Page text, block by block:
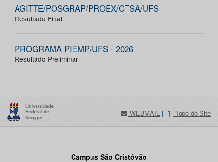
AGITTE/POSGRAP/PROEX/CTSA/UFS
Resultado Final
PROGRAMA PIEMP/UFS - 2026
Resultado Preliminar
WEBMAIL | Topo do Site
Campus São Cristóvão